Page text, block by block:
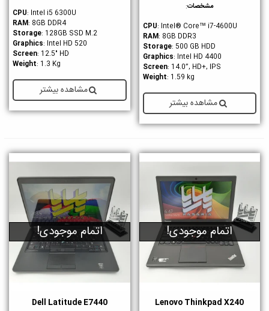
مشخصات:
CPU: Intel® Core™ i7-4600U
RAM: 8GB DDR3
Storage: 500 GB HDD
Graphics: Intel HD 4400
Screen: 14.0”, HD+, IPS
Weight: 1.59 kg
مشاهده بیشتر
CPU: Intel i5 6300U
RAM: 8GB DDR4
Storage: 128GB SSD M.2
Graphics: Intel HD 520
Screen: 12.5" HD
Weight: 1.3 Kg
مشاهده بیشتر
اتمام موجودی!
Lenovo Thinkpad X240
اتمام موجودی!
Dell Latitude E7440